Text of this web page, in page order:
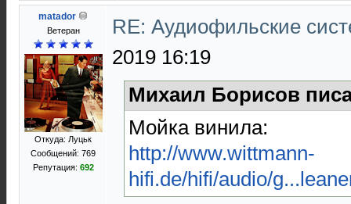
matador
Ветеран
Откуда: Луцьк
Сообщений: 769
Репутация: 692
RE: Аудиофильские
2019 16:19
Михаил Борисов
Мойка винила:
http://www.wittmann-
hifi.de/hifi/audio/